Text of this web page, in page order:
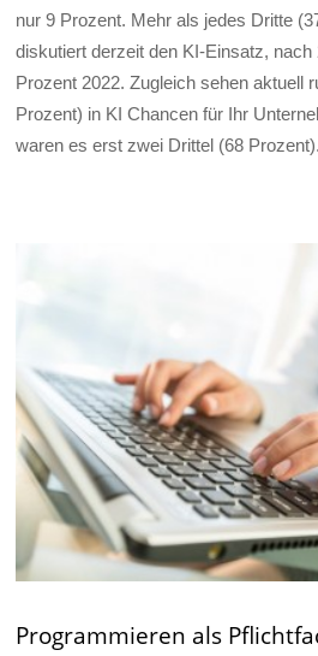
nur 9 Prozent. Mehr als jedes Dritte
diskutiert derzeit den KI-Einsatz,
Prozent 2022. Zugleich sehen aktuell
Prozent) in KI Chancen für Ihr
waren es erst zwei Drittel (68
Programmieren als